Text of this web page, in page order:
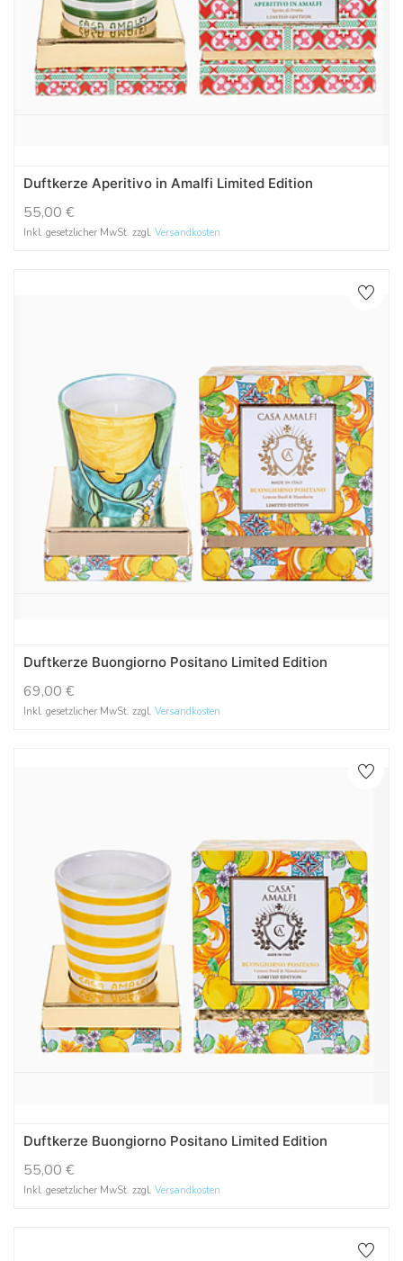
Duftkerze Aperitivo in Amalfi Limited Edition
55,00 €
Inkl. gesetzlicher MwSt. zzgl. Versandkosten
Duftkerze Buongiorno Positano Limited Edition
69,00 €
Inkl. gesetzlicher MwSt. zzgl. Versandkosten
Duftkerze Buongiorno Positano Limited Edition
55,00 €
Inkl. gesetzlicher MwSt. zzgl. Versandkosten